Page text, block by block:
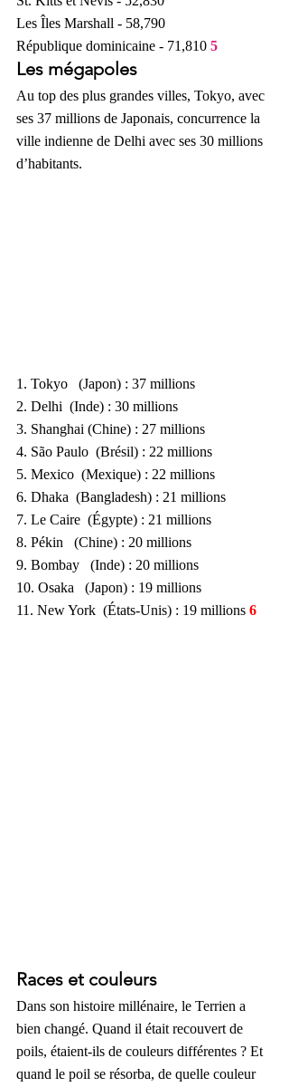
Les Îles Marshall - 58,790
République dominicaine - 71,810 5
Les mégapoles
Au top des plus grandes villes, Tokyo, avec
ses 37 millions de Japonais, concurrence la
ville indienne de Delhi avec ses 30 millions
d’habitants.
1. Tokyo
(Japon) : 37 millions
2. Delhi  (Inde) : 30 millions
3. Shanghai (Chine) : 27 millions
4. São Paulo  (Brésil) : 22 millions
5. Mexico  (Mexique) : 22 millions
6. Dhaka (Bangladesh) : 21 millions
7. Le Caire (Égypte) : 21 millions
8. Pékin
(Chine) : 20 millions
9. Bombay
(Inde) : 20 millions
10. Osaka
(Japon) : 19 millions
11. New York  (États-Unis) : 19 millions 6
Races et couleurs
Dans son histoire millénaire, le Terrien a
bien changé. Quand il était recouvert de
poils, étaient-ils de couleurs différentes ? Et
quand le poil se résorba, de quelle couleur